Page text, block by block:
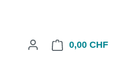
0,00 CHF